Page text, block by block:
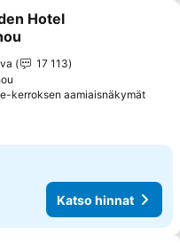
suosikkeihin
Hotel
17 113
kerroksen aamiaisnäkymät
Katso hinnat